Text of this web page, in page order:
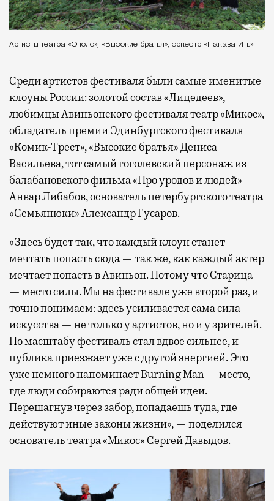
Артисты театра «Около», «Высокие братья», оркестр «Пакава Ить»
Среди артистов фестиваля были самые именитые
клоуны России: золотой состав «Лицедеев»,
любимцы Авиньонского фестиваля театр «Микос»,
обладатель премии Эдинбургского фестиваля
«Комик-Трест», «Высокие братья» Дениса
Васильева, тот самый гоголевский персонаж из
балабановского фильма «Про уродов и людей»
Анвар Либабов, основатель петербургского театра
«Семьянюки» Александр Гусаров.
«Здесь будет так, что каждый клоун станет
мечтать попасть сюда — так же, как каждый актер
мечтает попасть в Авиньон. Потому что Старица
— место силы. Мы на фестивале уже второй раз, и
точно понимаем: здесь усиливается сама сила
искусства — не только у артистов, но и у зрителей.
По масштабу фестиваль стал вдвое сильнее, и
публика приезжает уже с другой энергией. Это
уже немного напоминает Burning Man — место,
где люди собираются ради общей идеи.
Перешагнув через забор, попадаешь туда, где
действуют иные законы жизни», — поделился
основатель театра «Микос» Сергей Давыдов.